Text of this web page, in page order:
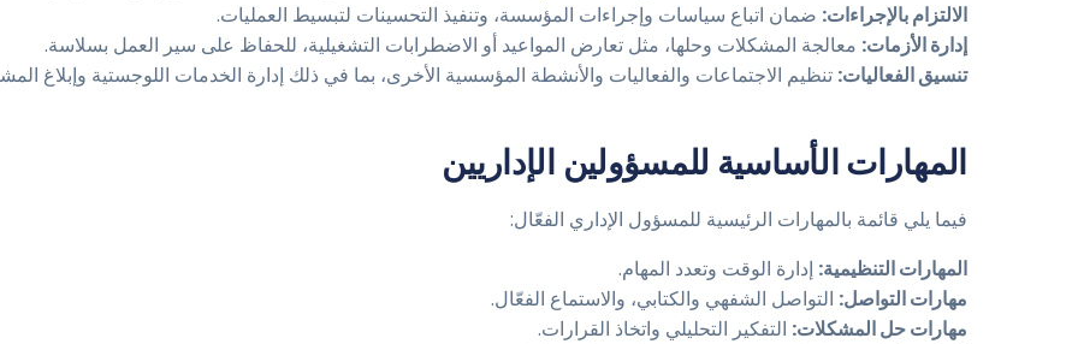
الالتزام بالإجراءات: ضمان اتباع سياسات وإجراءات المؤسسة، وتنفيذ التحسينات لتبسيط العمليات.
إدارة الأزمات: معالجة المشكلات وحلها، مثل تعارض المواعيد أو الاضطرابات التشغيلية، للحفاظ على سير العمل بسلاسة.
تنسيق الفعاليات: تنظيم الاجتماعات والفعاليات والأنشطة المؤسسية الأخرى، بما في ذلك إدارة الخدمات اللوجستية وإبلاغ
المهارات الأساسية للمسؤولين الإداريين
فيما يلي قائمة بالمهارات الرئيسية للمسؤول الإداري الفعّال:
المهارات التنظيمية: إدارة الوقت وتعدد المهام.
مهارات التواصل: التواصل الشفهي والكتابي، والاستماع الفعّال.
مهارات حل المشكلات: التفكير التحليلي واتخاذ القرارات.